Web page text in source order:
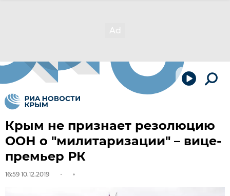
Крым не признает резолюцию
ООН о "милитаризации" – вице-
премьер РК
16:59 10.12.2019